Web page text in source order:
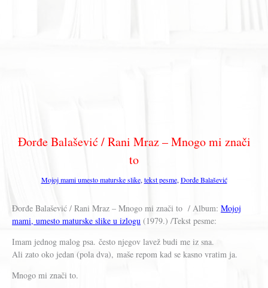
Đorđe Balašević / Rani Mraz – Mnogo mi znači
to
Mojoj mami umesto maturske slike, tekst pesme, Đorđe Balašević
Đorđe Balašević / Rani Mraz – Mnogo mi znači to / Album: Mojoj
mami, umesto maturske slike u izlogu (1979.) /Tekst pesme:
Imam jednog malog psa. često njegov lavež budi me iz sna.
Ali zato oko jedan (pola dva), maše repom kad se kasno vratim ja.
Mnogo mi znači to.